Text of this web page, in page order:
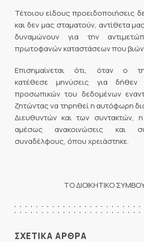
Τέτοιου είδους προειδοποιήσεις
και δεν μας σταματούν, αντίθετα
δυναμώνουν για την
πρωτοφανών καταστάσεων που
Επισημαίνεται ότι, όταν ο
κατέθεσε μηνύσεις για
προσωπικών του δεδομένων
ζητώντας να τηρηθεί η αυτόφωρη
Διευθυντών και των συντακτών,
αμέσως ανακοινώσεις και
συναδέλφους, όπου χρειάστηκε.
ΤΟ ΔΙΟΙΚΗΤΙΚΟ
ΣΧΕΤΙΚΑ ΑΡΘΡΑ